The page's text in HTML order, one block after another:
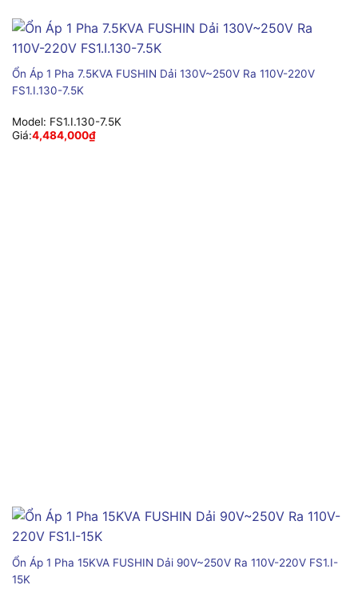
Ổn Áp 1 Pha 7.5KVA FUSHIN Dải 130V~250V Ra 110V-220V
FS1.I.130-7.5K
Model: FS1.I.130-7.5K
Giá:4,484,000₫
Ổn Áp 1 Pha 15KVA FUSHIN Dải 90V~250V Ra 110V-220V FS1.I-
15K